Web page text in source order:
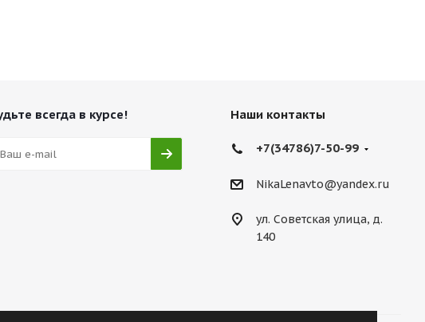
всегда в курсе! Наши контакты
+7(34786)7-50-99
NikaLenavto@yandex.ru
ул. Советская улица, д.
140